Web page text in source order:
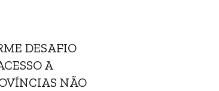
DESAFIO
A
NÃO